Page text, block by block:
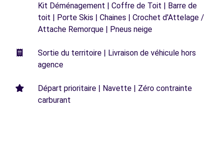
Kit Déménagement | Coffre de Toit | Barre de
toit | Porte Skis | Chaines | Crochet d'Attelage /
Attache Remorque | Pneus neige
Sortie du territoire | Livraison de véhicule hors
agence
Départ prioritaire | Navette | Zéro contrainte
carburant